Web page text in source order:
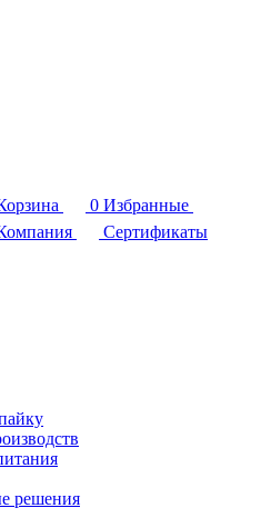
0 Избранные
Сертификаты
решения